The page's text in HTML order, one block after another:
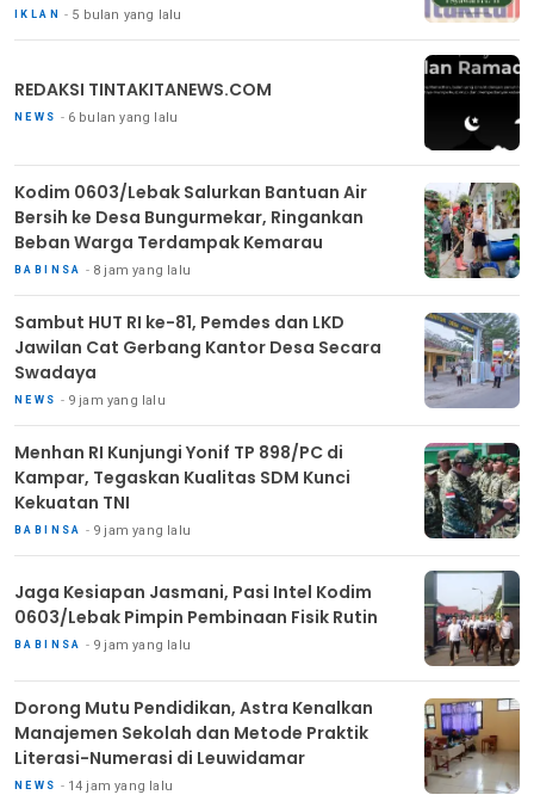
IKLAN 5 bulan yang lalu
REDAKSI TINTAKITANEWS.COM
NEWS 6 bulan yang lalu
Kodim 0603/Lebak Salurkan Bantuan Air
Bersih ke Desa Bungurmekar, Ringankan
Beban Warga Terdampak Kemarau
BABINSA 8 jam yang lalu
Sambut HUT RI ke-81, Pemdes dan LKD
Jawilan Cat Gerbang Kantor Desa Secara
Swadaya
NEWS 9 jam yang lalu
Menhan RI Kunjungi Yonif TP 898/PC di
Kampar, Tegaskan Kualitas SDM Kunci
Kekuatan TNI
BABINSA 9 jam yang lalu
Jaga Kesiapan Jasmani, Pasi Intel Kodim
0603/Lebak Pimpin Pembinaan Fisik Rutin
BABINSA 9 jam yang lalu
Dorong Mutu Pendidikan, Astra Kenalkan
Manajemen Sekolah dan Metode Praktik
Literasi-Numerasi di Leuwidamar
NEWS 14 jam yang lalu